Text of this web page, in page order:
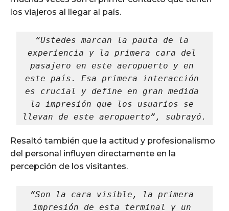
los viajeros al llegar al país.
“Ustedes marcan la pauta de la
experiencia y la primera cara del
pasajero en este aeropuerto y en
este país. Esa primera interacción
es crucial y define en gran medida
la impresión que los usuarios se
llevan de este aeropuerto”, subrayó.
Resaltó también que la actitud y profesionalismo
del personal influyen directamente en la
percepción de los visitantes.
“Son la cara visible, la primera
impresión de esta terminal y un